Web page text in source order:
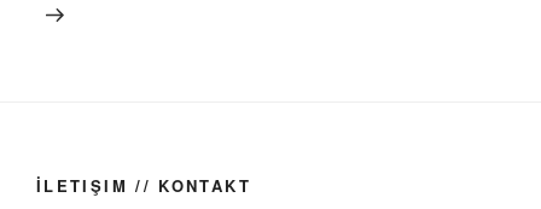
İLETIŞIM // KONTAKT